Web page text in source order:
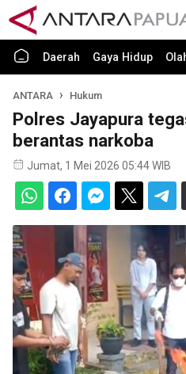
Daerah Gaya Hidup
ANTARA Hukum
Polres Jayapura
berantas narkoba
Jumat, 1 Mei 2026 05:44 WIB